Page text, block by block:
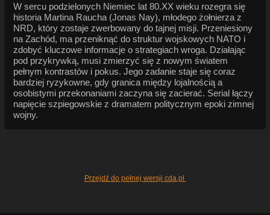
W sercu podzielonych Niemiec lat 80.XX wieku rozegra się
historia Martina Raucha (Jonas Nay), młodego żołnierza z
NRD, który zostaje zwerbowany do tajnej misji. Przeniesiony
na Zachód, ma przeniknąć do struktur wojskowych NATO i
zdobyć kluczowe informacje o strategiach wroga. Działając
pod przykrywką, musi zmierzyć się z nowym światem
pełnym kontrastów i pokus. Jego zadanie staje się coraz
bardziej ryzykowne, gdy granica między lojalnością a
osobistymi przekonaniami zaczyna się zacierać. Serial łączy
napięcie szpiegowskie z dramatem politycznym epoki zimnej
wojny.
Przejdź do pełnej wersji cda.pl